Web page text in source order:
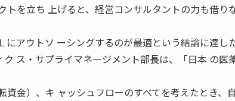
トを立ち 上げると、経営コンサルタントの力も借り
アウトソ ーシングするのが最適という結論に達した
ス・サプライマネージメント部長は、「日本 の医
資金）、キ ャッシュフローのすべてを考えたとき、